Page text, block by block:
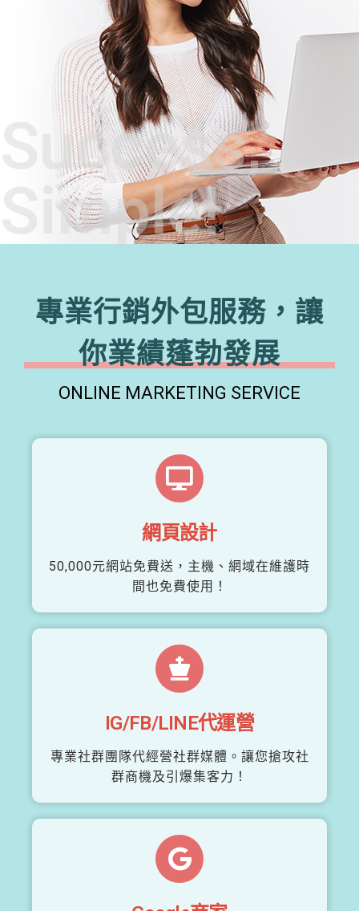
Success,
Simple!
專業行銷外包服務，讓
你業績蓬勃發展
ONLINE MARKETING SERVICE
網頁設計
50,000元網站免費送，主機、網域在維護時
間也免費使用！
IG/FB/LINE代運營
專業社群團隊代經營社群媒體。讓您搶攻社
群商機及引爆集客力！